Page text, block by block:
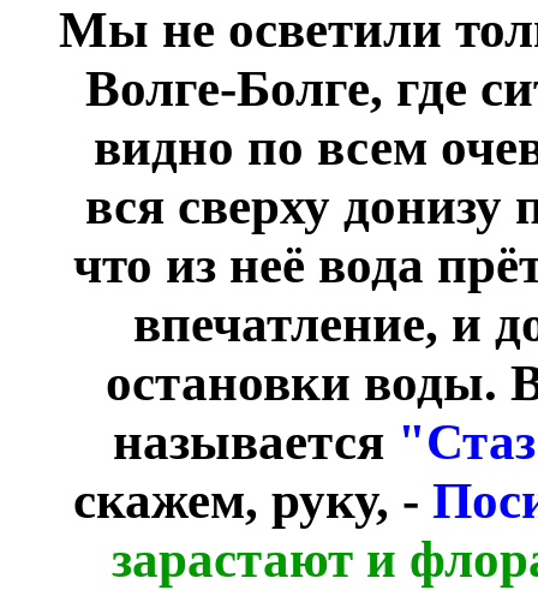
Мы не осветили
Волге-Болге, где
видно по всем
вся сверху донизу
что из неё вода
впечатление, и
остановки воды.
называется
скажем, руку, -
зарастают и